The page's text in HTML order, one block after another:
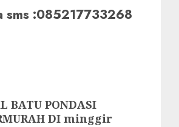
sms :085217733268
BATU PONDASI
DI minggir